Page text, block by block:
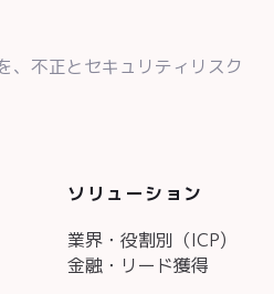
、不正とセキュリティリスク
ソリューション
業界・役割別（ICP)
金融・リード獲得